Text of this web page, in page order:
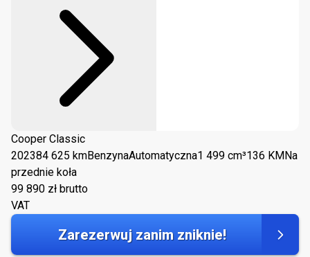
Cooper Classic
202384 625 kmBenzynaAutomatyczna1 499 cm³136 KM Na
przednie koła
99 890 zł brutto
VAT
Zarezerwuj zanim zniknie!